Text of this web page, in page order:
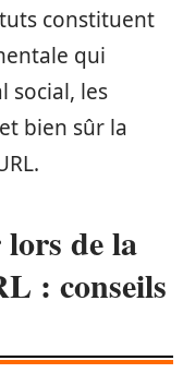
constituent
qui
social, les
bien sûr la
de la
: conseils